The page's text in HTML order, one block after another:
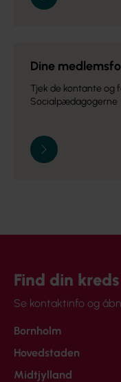
Dine
Tjek de kontante og
Socialpædagogerne
Find din kreds
Se kontaktinfo og
Bornholm
Hovedstaden
Midtjylland